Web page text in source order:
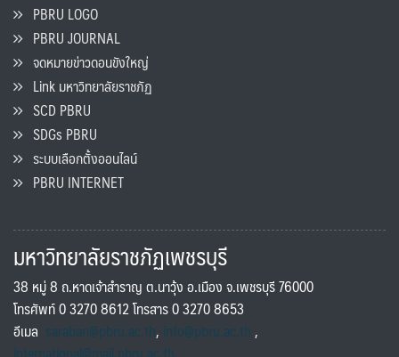
PBRU LOGO
PBRU JOURNAL
จดหมายข่าวดอนขังใหญ่
Link มหาวิทยาลัยราชภัฏ
SCD PBRU
SDGs PBRU
ระบบเลือกตั้งออนไลน์
PBRU INTERNET
มหาวิทยาลัยราชภัฏเพชรบุรี
38 หมู่ 8 ถ.หาดเจ้าสำราญ ต.นาวุ้ง อ.เมือง จ.เพชรบุรี 76000
โทรศัพท์ 0 3270 8612 โทรสาร 0 3270 8653
อีเมล saraban@pbru.ac.th, info@pbru.ac.th,